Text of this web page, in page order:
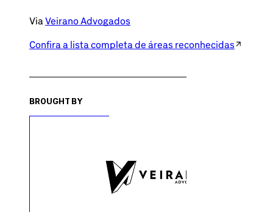
Via Veirano Advogados
Confira a lista completa de áreas reconhecidas
BROUGHT BY